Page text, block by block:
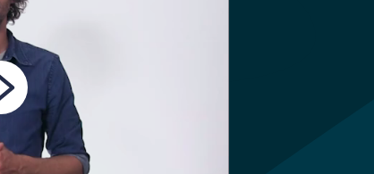
Play